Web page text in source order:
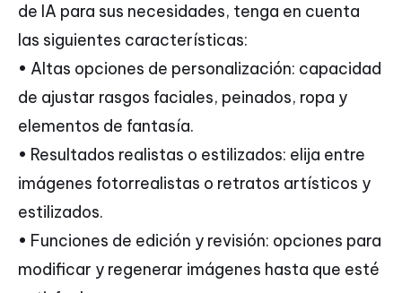
de IA para sus necesidades, tenga en cuenta
las siguientes características:
• Altas opciones de personalización: capacidad
de ajustar rasgos faciales, peinados, ropa y
elementos de fantasía.
• Resultados realistas o estilizados: elija entre
imágenes fotorrealistas o retratos artísticos y
estilizados.
• Funciones de edición y revisión: opciones para
modificar y regenerar imágenes hasta que esté